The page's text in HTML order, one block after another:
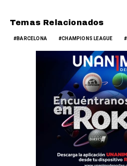
Temas Relacionados
BARCELONA CHAMPIONS LEAGUE